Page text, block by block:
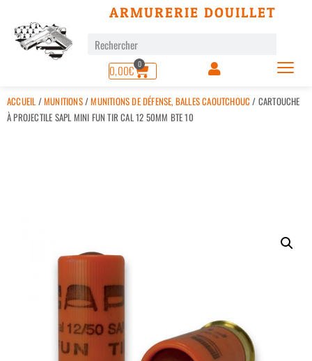
ARMURERIE DOUILLET
0,00€ 0
ACCUEIL /MUNITIONS/MUNITIONS DE DÉFENSE, BALLES CAOUTCHOUC/ CARTOUCHE
À PROJECTILE SAPL MINI FUN TIR CAL 12 50MM BTE 10